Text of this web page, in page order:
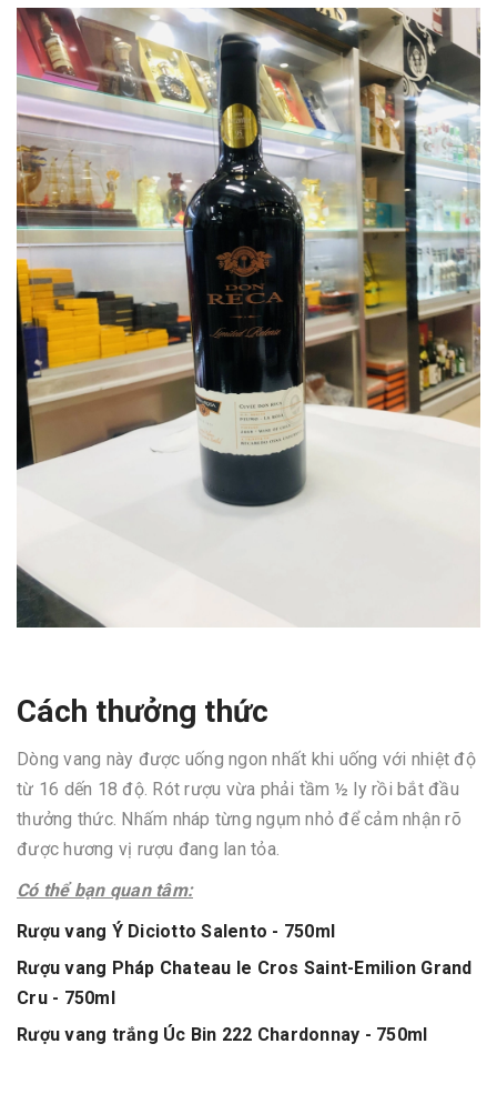
Cách thưởng thức
Dòng vang này được uống ngon nhất khi uống với nhiệt độ
từ 16 dến 18 độ. Rót rượu vừa phải tầm ½ ly rồi bắt đầu
thưởng thức. Nhấm nháp từng ngụm nhỏ để cảm nhận rõ
được hương vị rượu đang lan tỏa.
Có thể bạn quan tâm:
Rượu vang Ý Diciotto Salento - 750ml
Rượu vang Pháp Chateau le Cros Saint-Emilion Grand
Cru - 750ml
Rượu vang trắng Úc Bin 222 Chardonnay - 750ml